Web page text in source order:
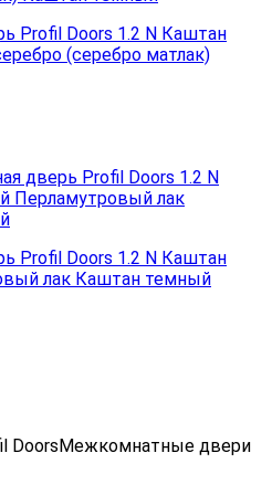
Profil Doors 1.2 N Каштан
(серебро матлак)
Profil Doors 1.2 N Каштан
лак Каштан темный
DoorsМежкомнатные двери